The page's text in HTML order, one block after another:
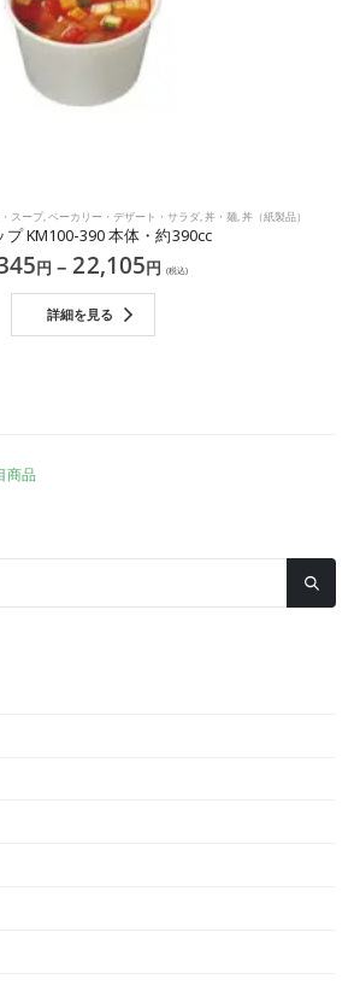
スープ,ベーカリー・デザート・サラダ,丼・麺,丼（紙製品）
プ KM100-390 本体・約390cc
円 –22,105円 (税込)
詳細を見る
商品